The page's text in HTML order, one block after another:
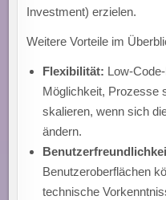
Investment) erzielen.
Weitere Vorteile im
Flexibilität: Low-
Möglichkeit, Prozesse
skalieren, wenn sich
ändern.
Benutzeroberflächen
technische